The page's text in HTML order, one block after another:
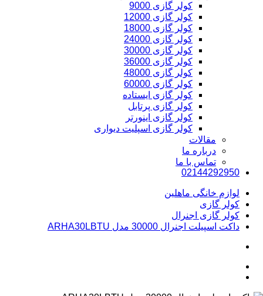
کولر گازی 9000
کولر گازی 12000
کولر گازی 18000
کولر گازی 24000
کولر گازی 30000
کولر گازی 36000
کولر گازی 48000
کولر گازی 60000
کولر گازی ایستاده
کولر گازی پرتابل
کولر گازی اینورتر
کولر گازی اسپلیت دیواری
مقالات
درباره ما
تماس با ما
02144292950
لوازم خانگی ماهلین
کولر گازی
کولر گازی اجنرال
داکت اسپیلت اجنرال 30000 مدل ARHA30LBTU